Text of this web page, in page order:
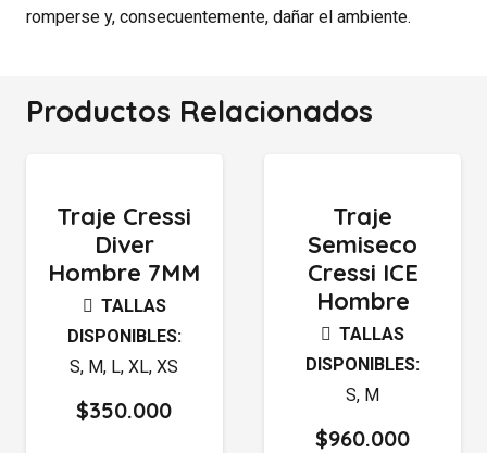
romperse y, consecuentemente, dañar el ambiente.
Productos Relacionados
Traje Cressi
Diver
Hombre 7MM
TALLAS
DISPONIBLES:
S, M, L,XL,XS
$350.000
Traje
Semiseco
Cressi ICE
Hombre
TALLAS
DISPONIBLES:
S, M
$960.000